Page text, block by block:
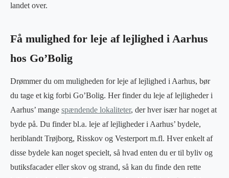
landet over.
Få mulighed for leje af lejlighed i Aarhus
hos Go’Bolig
Drømmer du om muligheden for leje af lejlighed i Aarhus, bør
du tage et kig forbi Go’Bolig. Her finder du leje af lejligheder i
Aarhus’ mange spændende lokaliteter, der hver især har noget at
byde på. Du finder bl.a. leje af lejligheder i Aarhus’ bydele,
heriblandt Trøjborg, Risskov og Vesterport m.fl. Hver enkelt af
disse bydele kan noget specielt, så hvad enten du er til byliv og
butiksfacader eller skov og strand, så kan du finde den rette